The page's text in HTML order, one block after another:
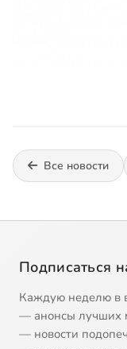
Все новости
Подписаться
Каждую неделю в
— анонсы лучших
— новости